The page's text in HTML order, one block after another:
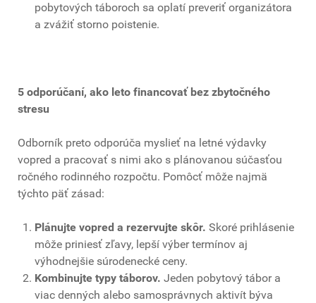
pobytových táboroch sa oplatí preveriť organizátora
a zvážiť storno poistenie.
5 odporúčaní, ako leto financovať bez zbytočného
stresu
Odborník preto odporúča myslieť na letné výdavky
vopred a pracovať s nimi ako s plánovanou súčasťou
ročného rodinného rozpočtu. Pomôcť môže najmä
týchto päť zásad:
Plánujte vopred a rezervujte skôr. Skoré prihlásenie
môže priniesť zľavy, lepší výber termínov aj
výhodnejšie súrodenecké ceny.
Kombinujte typy táborov. Jeden pobytový tábor a
viac denných alebo samosprávnych aktivít býva